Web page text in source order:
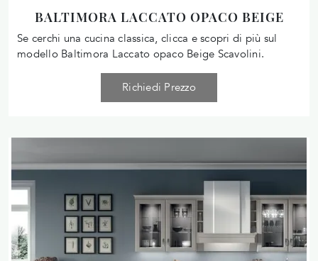
BALTIMORA LACCATO OPACO BEIGE
Se cerchi una cucina classica, clicca e scopri di più sul
modello Baltimora Laccato opaco Beige Scavolini.
Richiedi Prezzo